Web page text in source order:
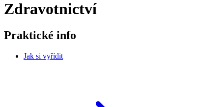
Zdravotnictví
Praktické info
Jak si vyřídit